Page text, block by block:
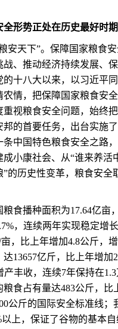
全形势正处在历史最好时期
天下”。保障国家粮食安
战、推动经济持续发展、
的十八大以来，以习近平
农情，把保障国家粮食安
重视粮食安全问题，始终
邦的首要任务，出台实施
条中国特色粮食安全之路
小康社会、从“谁来养活
”的历史性变革，粮食安全
食播种面积为17.64亿亩
，连续两年实现稳定增
，比上年增加4.8公斤，
13657亿斤，比上年增加
产丰收，连续7年保持在1.3
粮食占有量达483公斤，比
公斤的国际安全标准线；
上，保证了谷物的基本